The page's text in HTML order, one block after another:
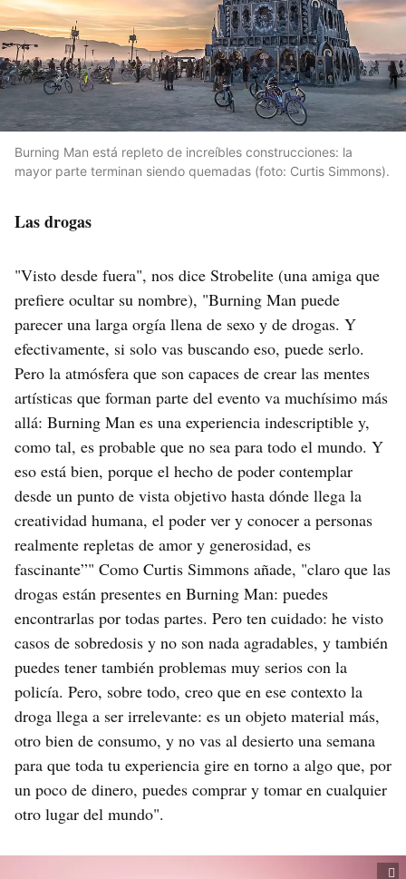
Burning Man está repleto de increíbles construcciones: la
mayor parte terminan siendo quemadas (foto: Curtis Simmons).
Las drogas
"Visto desde fuera", nos dice Strobelite (una amiga que
prefiere ocultar su nombre), "Burning Man puede
parecer una larga orgía llena de sexo y de drogas. Y
efectivamente, si solo vas buscando eso, puede serlo.
Pero la atmósfera que son capaces de crear las mentes
artísticas que forman parte del evento va muchísimo más
allá: Burning Man es una experiencia indescriptible y,
como tal, es probable que no sea para todo el mundo. Y
eso está bien, porque el hecho de poder contemplar
desde un punto de vista objetivo hasta dónde llega la
creatividad humana, el poder ver y conocer a personas
realmente repletas de amor y generosidad, es
fascinante”" Como Curtis Simmons añade, "claro que las
drogas están presentes en Burning Man: puedes
encontrarlas por todas partes. Pero ten cuidado: he visto
casos de sobredosis y no son nada agradables, y también
puedes tener también problemas muy serios con la
policía. Pero, sobre todo, creo que en ese contexto la
droga llega a ser irrelevante: es un objeto material más,
otro bien de consumo, y no vas al desierto una semana
para que toda tu experiencia gire en torno a algo que, por
un poco de dinero, puedes comprar y tomar en cualquier
otro lugar del mundo".